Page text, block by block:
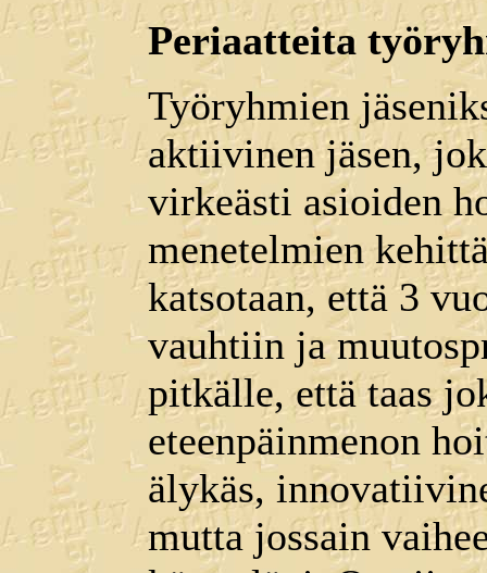
Periaatteita
Työryhmien
aktiivinen jäsen,
virkeästi asioiden
menetelmien
katsotaan, että 3
vauhtiin ja
pitkälle, että taas
eteenpäinmenon
älykäs,
mutta jossain